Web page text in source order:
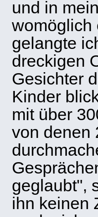
und in
womöglich
gelangte
dreckigen
Gesichter
Kinder
mit über
von denen
geglaubt",
ihn keinen